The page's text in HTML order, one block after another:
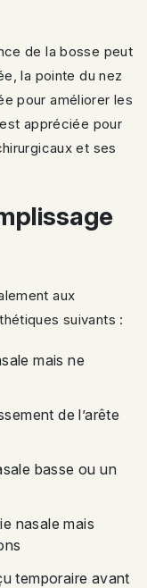
de la bosse peut
la pointe du nez
pour améliorer les
appréciée pour
et ses
aux
suivants :
mais ne
de l’arête
basse ou un
nasale mais
temporaire avant